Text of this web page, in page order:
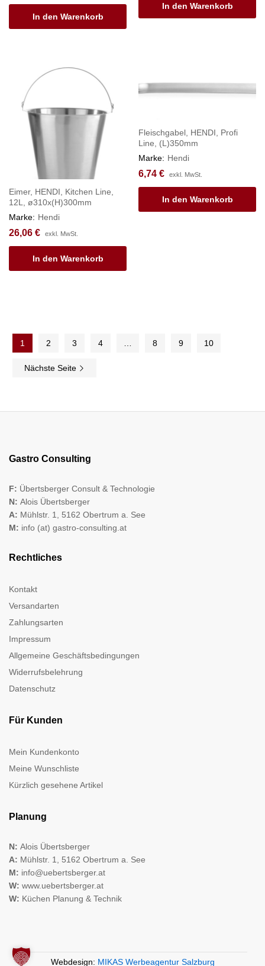
In den Warenkorb
In den Warenkorb
Eimer, HENDI, Kitchen Line,
12L, ø310x(H)300mm
Marke: Hendi
26,06 € exkl. MwSt.
In den Warenkorb
Fleischgabel, HENDI, Profi
Line, (L)350mm
Marke: Hendi
6,74 € exkl. MwSt.
In den Warenkorb
1 2 3 4 8 9 10
Nächste Seite
Gastro Consulting
F: Übertsberger Consult & Technologie
N: Alois Übertsberger
A: Mühlstr. 1, 5162 Obertrum a. See
M: info (at) gastro-consulting.at
Rechtliches
Kontakt
Versandarten
Zahlungsarten
Impressum
Allgemeine Geschäftsbedingungen
Widerrufsbelehrung
Datenschutz
Für Kunden
Mein Kundenkonto
Meine Wunschliste
Kürzlich gesehene Artikel
Planung
N: Alois Übertsberger
A: Mühlstr. 1, 5162 Obertrum a. See
M: info@uebertsberger.at
W: www.uebertsberger.at
W: Küchen Planung & Technik
Webdesign: MIKAS Werbeagentur Salzburg